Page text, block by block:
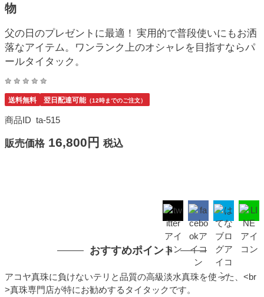
物
父の日のプレゼントに最適！ 実用的で普段使いにもお洒
落なアイテム。ワンランク上のオシャレを目指すならパ
ールタイタック。
送料無料 翌日配達可能（12時までのご注文）
商品ID ta-515
販売価格 16,800円 税込
おすすめポイント
アコヤ真珠に負けないテリと品質の高級淡水真珠を使った、<br
>真珠専門店が特にお勧めするタイタックです。